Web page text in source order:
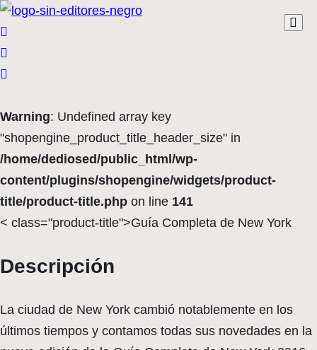
Warning: Undefined array key
"shopengine_product_title_header_size" in
/home/dediosed/public_html/wp-
content/plugins/shopengine/widgets/product-
title/product-title.php on line 141
< class="product-title">Guía Completa de New York
Descripción
La ciudad de New York cambió notablemente en los
últimos tiempos y contamos todas sus novedades en la